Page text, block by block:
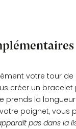
votre tour
créer un
prends la
poignet,
pas dans